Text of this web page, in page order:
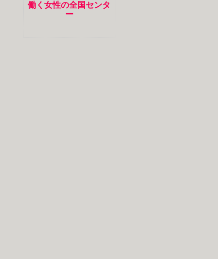
働く女性の全国センタ
ー